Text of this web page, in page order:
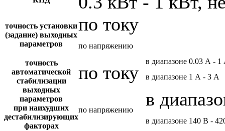
точность установки
(задание) выходных
параметров
по току
по напряжению
точность
автоматической
стабилизации
выходных
параметров
при наихудших
дестабилизирующих
факторах
по току
в диапазоне 0.03 А - 1
в диапазоне 1 А - 3 А
по напряжению
в
в диапазоне 140 В -